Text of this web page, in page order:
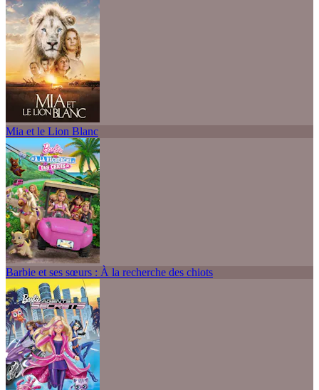
Mia et le Lion Blanc
Barbie et ses sœurs : À la recherche des chiots